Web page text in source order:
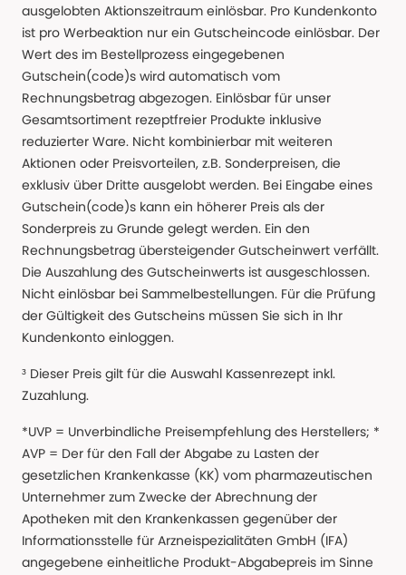
ausgelobten Aktionszeitraum einlösbar. Pro Kundenkonto
ist pro Werbeaktion nur ein Gutscheincode einlösbar. Der
Wert des im Bestellprozess eingegebenen
Gutschein(code)s wird automatisch vom
Rechnungsbetrag abgezogen. Einlösbar für unser
Gesamtsortiment rezeptfreier Produkte inklusive
reduzierter Ware. Nicht kombinierbar mit weiteren
Aktionen oder Preisvorteilen, z.B. Sonderpreisen, die
exklusiv über Dritte ausgelobt werden. Bei Eingabe eines
Gutschein(code)s kann ein höherer Preis als der
Sonderpreis zu Grunde gelegt werden. Ein den
Rechnungsbetrag übersteigender Gutscheinwert verfällt.
Die Auszahlung des Gutscheinwerts ist ausgeschlossen.
Nicht einlösbar bei Sammelbestellungen. Für die Prüfung
der Gültigkeit des Gutscheins müssen Sie sich in Ihr
Kundenkonto einloggen.
³ Dieser Preis gilt für die Auswahl Kassenrezept inkl.
Zuzahlung.
*UVP = Unverbindliche Preisempfehlung des Herstellers; *
AVP = Der für den Fall der Abgabe zu Lasten der
gesetzlichen Krankenkasse (KK) vom pharmazeutischen
Unternehmer zum Zwecke der Abrechnung der
Apotheken mit den Krankenkassen gegenüber der
Informationsstelle für Arzneispezialitäten GmbH (IFA)
angegebene einheitliche Produkt-Abgabepreis im Sinne